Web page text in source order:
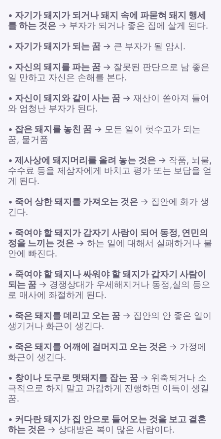
• 자기가 돼지가 되거나 돼지 속에 파묻혀 돼지 행세
를 하는 것은 → 부자가 되거나 좋은 집에 살게 된다.
• 자기가 돼지가 되는 꿈 → 큰 부자가 될 암시.
• 자신의 돼지를 파는 꿈 → 잘못된 판단으로 남 좋은
일 만하고 자신은 손해를 본다.
• 자신이 돼지와 같이 사는 꿈 → 재산이 쏟아져 들어
와 엄청난 부자가 된다.
• 잡은 돼지를 놓친 꿈 → 모든 일이 헛수고가 되는
꿈, 물거품
• 제사상에 돼지머리를 올려 놓는 것은 → 작품, 뇌물,
수수료 등을 제삼자에게 바치고 평가 또는 보답을 얻
게 된다.
• 죽어 상한 돼지를 가져오는 것은 → 집안에 화가 생
긴다.
• 죽여야 할 돼지가 갑자기 사람이 되어 동정, 연민의
정을 느끼는 것은 → 하는 일에 대해서 실패하거나 불
안에 빠진다.
• 죽여야 할 돼지나 싸워야 할 돼지가 갑자기 사람이
되는 꿈 → 경쟁상대가 우세해지거나 동정,실의 등으
로 매사에 좌절하게 된다.
• 죽은 돼지를 데리고 오는 꿈 → 집안의 안 좋은 일이
생기거나 화근이 생긴다.
• 죽은 돼지를 어깨에 걸머지고 오는 것은 → 가정에
화근이 생긴다.
• 창이나 도구로 멧돼지를 잡는 꿈 → 위축되거나 소
극적으로 하지 말고 과감하게 진행하면 이득이 생길
꿈.
• 커다란 돼지가 집 안으로 들어오는 것을 보고 결혼
하는 것은 → 상대방은 복이 많은 사람이다.